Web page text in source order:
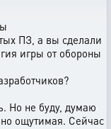
ПЗ, а вы сделали
игры от обороны
Но не буду, думаю
ощутимая. Сейчас